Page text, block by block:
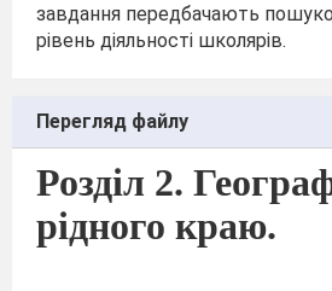
завдання передбачають
рівень діяльності школярів.
Перегляд файлу
Розділ 2.
рідного краю.